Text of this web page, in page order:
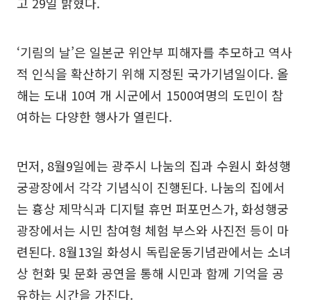
‘기림의 날’은 일본군 위안부 피해자를 추모하고 역사
적 인식을 확산하기 위해 지정된 국가기념일이다. 올
해는 도내 10여 개 시군에서 1500여명의 도민이 참
여하는 다양한 행사가 열린다.
먼저, 8월9일에는 광주시 나눔의 집과 수원시 화성행
궁광장에서 각각 기념식이 진행된다. 나눔의 집에서
는 흉상 제막식과 디지털 휴먼 퍼포먼스가, 화성행궁
광장에서는 시민 참여형 체험 부스와 사진전 등이 마
련된다. 8월13일 화성시 독립운동기념관에서는 소녀
상 헌화 및 문화 공연을 통해 시민과 함께 기억을 공
유하는 시간을 가진다.